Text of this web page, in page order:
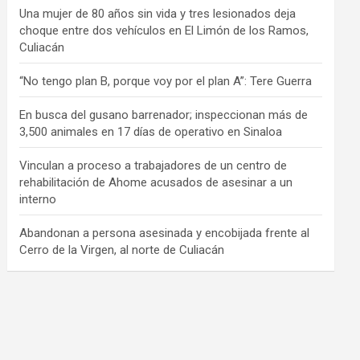
Una mujer de 80 años sin vida y tres lesionados deja
choque entre dos vehículos en El Limón de los Ramos,
Culiacán
“No tengo plan B, porque voy por el plan A”: Tere Guerra
En busca del gusano barrenador; inspeccionan más de
3,500 animales en 17 días de operativo en Sinaloa
Vinculan a proceso a trabajadores de un centro de
rehabilitación de Ahome acusados de asesinar a un
interno
Abandonan a persona asesinada y encobijada frente al
Cerro de la Virgen, al norte de Culiacán